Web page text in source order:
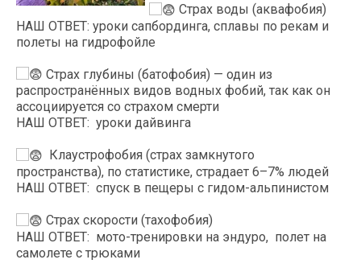
Страх воды (аквафобия)
НАШ ОТВЕТ: уроки сапбординга, сплавы по рекам и
полеты на гидрофойле
Страх глубины (батофобия) — один из
распространённых видов водных фобий, так как он
ассоциируется со страхом смерти
НАШ ОТВЕТ: уроки дайвинга
Клаустрофобия (страх замкнутого
пространства), по статистике, страдает 6–7% людей
НАШ ОТВЕТ: спуск в пещеры с гидом-альпинистом
Страх скорости (тахофобия)
НАШ ОТВЕТ: мото-тренировки на эндуро, полет на
самолете с трюками